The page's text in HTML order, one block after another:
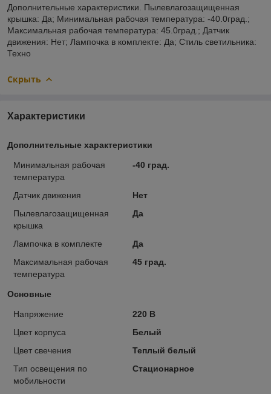
Дополнительные характеристики. Пылевлагозащищенная
крышка: Да; Минимальная рабочая температура: -40.0град.;
Максимальная рабочая температура: 45.0град.; Датчик
движения: Нет; Лампочка в комплекте: Да; Стиль светильника:
Техно
Скрыть
Характеристики
Дополнительные характеристики
Минимальная рабочая
температура
-40 град.
Датчик движения
Нет
Пылевлагозащищенная
крышка
Да
Лампочка в комплекте
Да
Максимальная рабочая
температура
45 град.
Основные
Напряжение
220 В
Цвет корпуса
Белый
Цвет свечения
Теплый белый
Тип освещения по
мобильности
Стационарное